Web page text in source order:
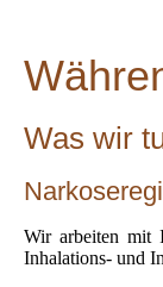
Was wir
Wir arbeiten mit
Inhalations- und